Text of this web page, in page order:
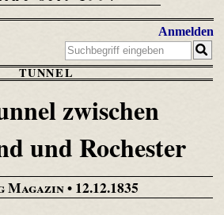
Anmelden
TUNNEL
zwischen
und Rochester
Magazin• 12.12.1835